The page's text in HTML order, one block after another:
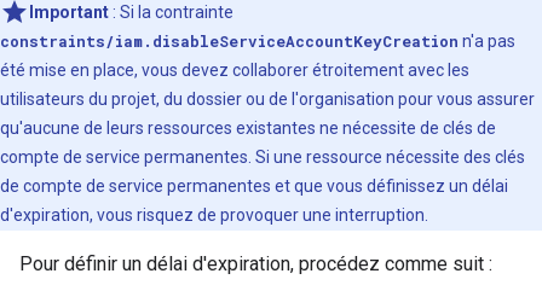
Important : Si la contrainte
constraints/iam.disableServiceAccountKeyCreation n'a pas
été mise en place, vous devez collaborer étroitement avec les
utilisateurs du projet, du dossier ou de l'organisation pour vous assurer
qu'aucune de leurs ressources existantes ne nécessite de clés de
compte de service permanentes. Si une ressource nécessite des clés
de compte de service permanentes et que vous définissez un délai
d'expiration, vous risquez de provoquer une interruption.
Pour définir un délai d'expiration, procédez comme suit :